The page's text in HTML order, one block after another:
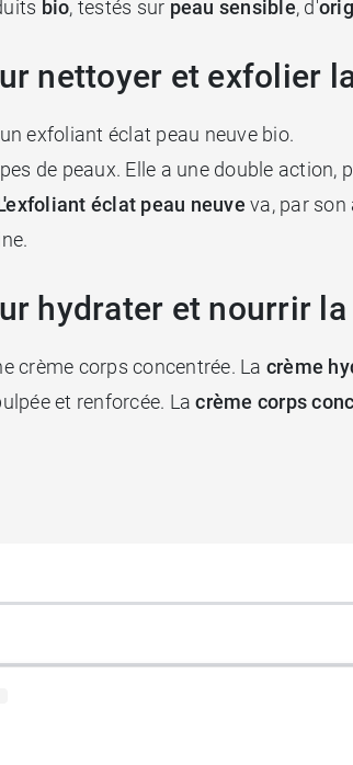
bio, testés sur peau sensible, d'
nettoyer et exfolier
exfoliant éclat peau neuve bio.
de peaux. Elle a une double action,
éclat peau neuve va, par
hydrater et nourrir la
crème corps concentrée. La crème
et renforcée. Lacrème corps